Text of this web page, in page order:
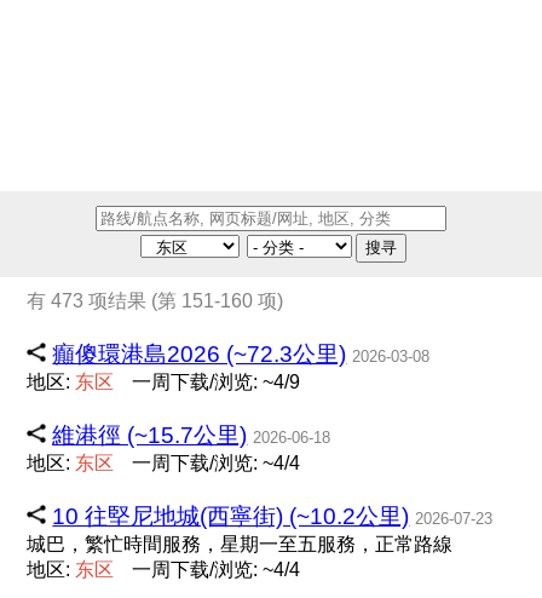
搜寻
有 473 项结果 (第 151-160 项)
癲傻環港島2026 (~72.3公里) 2026-03-08
地区: 东区 一周下载/浏览: ~4/9
維港徑 (~15.7公里) 2026-06-18
地区: 东区 一周下载/浏览: ~4/4
10 往堅尼地城(西寧街) (~10.2公里) 2026-07-23
城巴，繁忙時間服務，星期一至五服務，正常路線
地区: 东区 一周下载/浏览: ~4/4